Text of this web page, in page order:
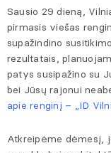
Sausio 29 dieną,
pirmasis viešas
supažindino
rezultatais,
patys susipažino su
bei Jūsų rajonui
apie renginį – „ID
Atkreipėme dėmesį,